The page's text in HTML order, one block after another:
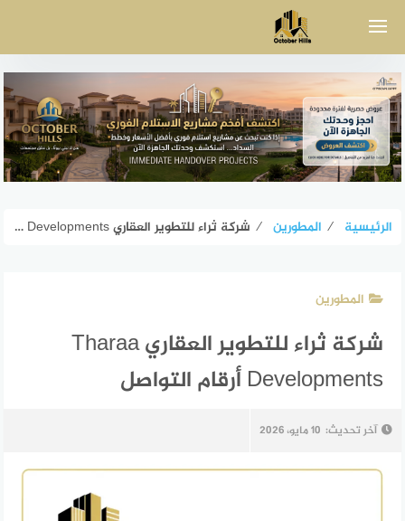
الرئيسية ⁄ المطورين ⁄ شركة ثراء للتطوير العقاري Tharaa Developments أرقام التواصل
المطورين
شركة ثراء للتطوير العقاري Tharaa
Developments أرقام التواصل
آخر تحديث: 10 مايو، 2026